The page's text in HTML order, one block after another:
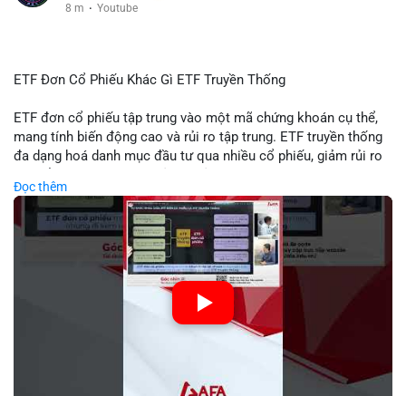
8 m · Youtube
ETF Đơn Cổ Phiếu Khác Gì ETF Truyền Thống
ETF đơn cổ phiếu tập trung vào một mã chứng khoán cụ thể,
mang tính biến động cao và rủi ro tập trung. ETF truyền thống
đa dạng hoá danh mục đầu tư qua nhiều cổ phiếu, giảm rủi ro
sản và mức độ tiếp xúc với thị trường.
🎥 Xem video trực tiếp tại:
Nguồn: Tài chính & Kinh doanh
Đọc thêm